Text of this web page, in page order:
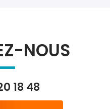
NOUS
18 48